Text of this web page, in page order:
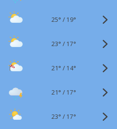
25° / 19°
23° / 17°
21° / 14°
21° / 17°
23° / 17°